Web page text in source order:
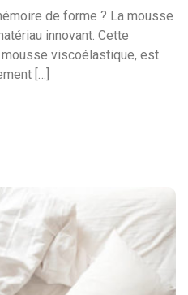
de forme ? La mousse
innovant. Cette
viscoélastique, est
[…]